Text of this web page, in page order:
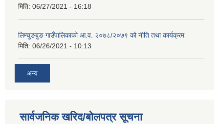
मिति: 06/27/2021 - 16:18
लिम्चुङबुङ गाउँपालिकाको आ.व. २०७८/२०७९ को नीति तथा कार्यक्रम
मिति: 06/26/2021 - 10:13
अन्य
सार्वजनिक खरिद/बोलपत्र सूचना